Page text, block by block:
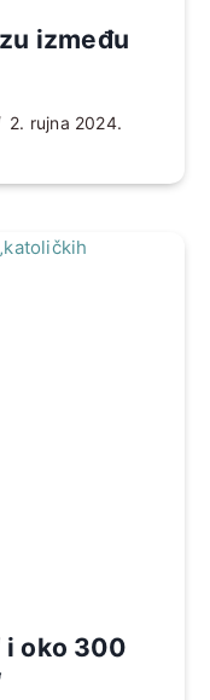
između
2. rujna 2024.
i oko 300